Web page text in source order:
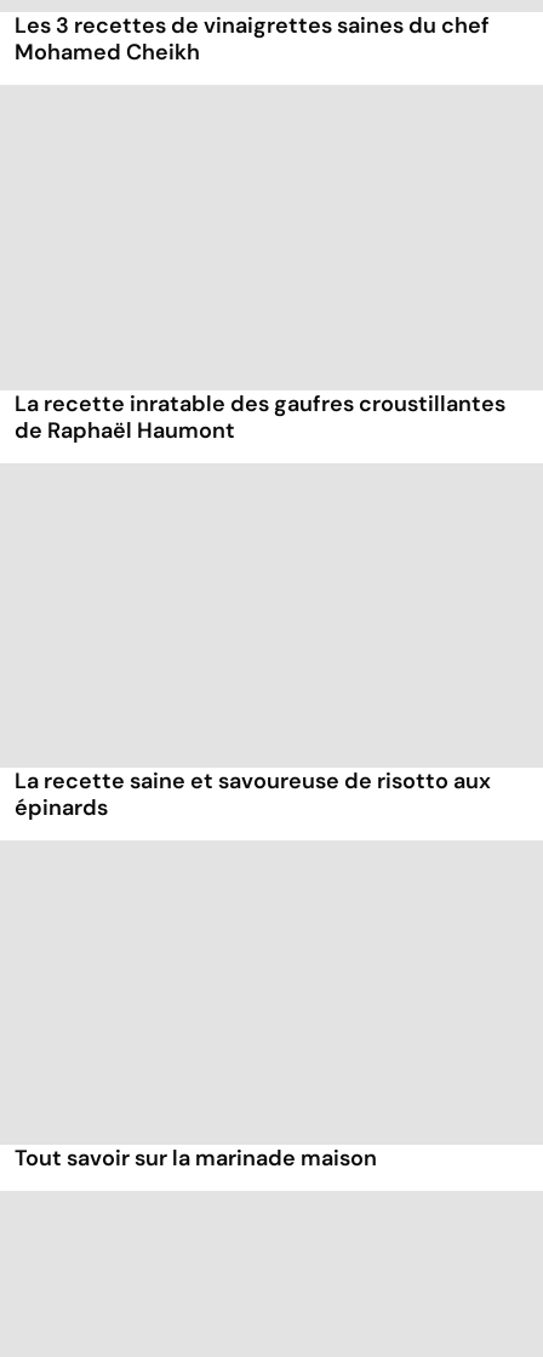
Les 3 recettes de vinaigrettes saines du chef
Mohamed Cheikh
La recette inratable des gaufres croustillantes
de Raphaël Haumont
La recette saine et savoureuse de risotto aux
épinards
Tout savoir sur la marinade maison